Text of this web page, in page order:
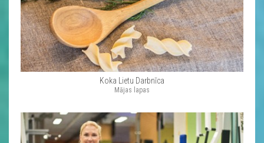
Koka Lietu Darbnīca
Mājas lapas